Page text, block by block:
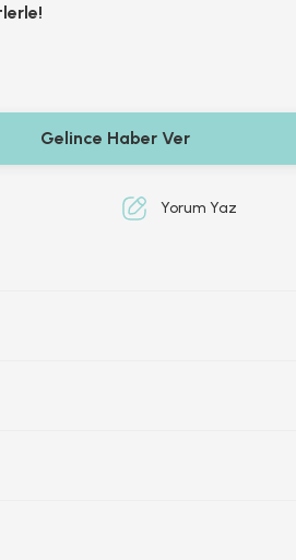
Gelince Haber Ver
Yorum Yaz